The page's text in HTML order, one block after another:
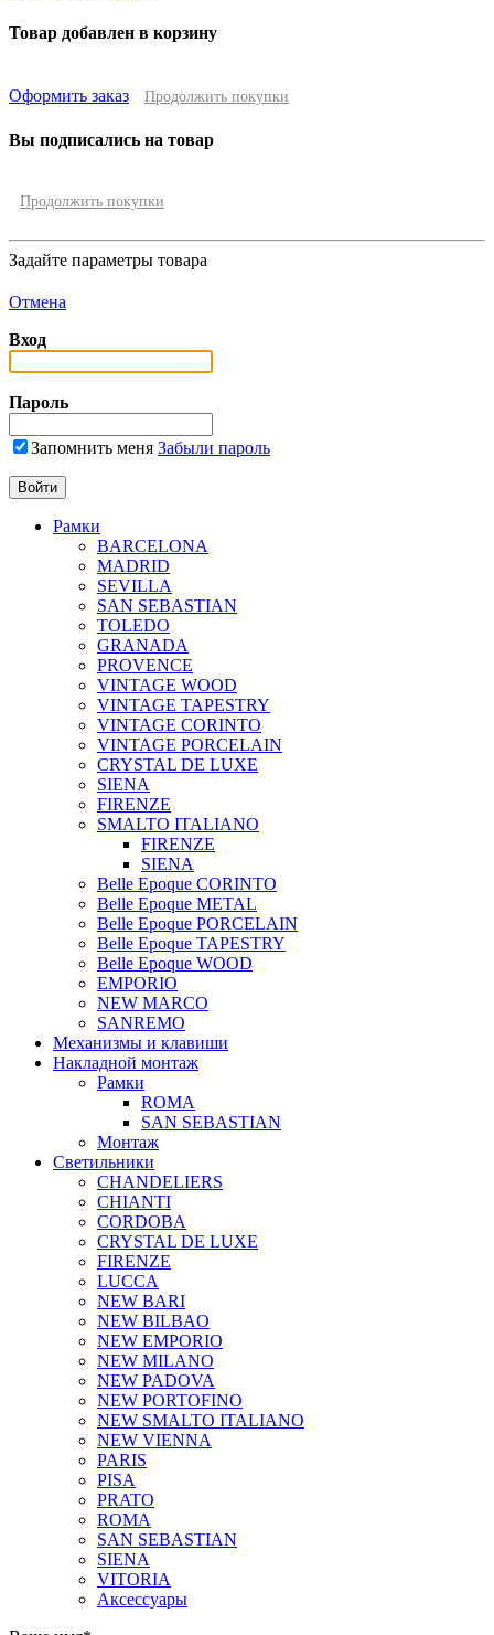
Товар добавлен в корзину
Оформить заказ Продолжить покупки
Вы подписались на товар
Продолжить покупки
Задайте параметры товара
Отмена
Вход
Пароль
Запомнить меня Забыли пароль
Рамки
BARCELONA
MADRID
SEVILLA
SAN SEBASTIAN
TOLEDO
GRANADA
PROVENCE
VINTAGE WOOD
VINTAGE TAPESTRY
VINTAGE CORINTO
VINTAGE PORCELAIN
CRYSTAL DE LUXE
SIENA
FIRENZE
SMALTO ITALIANO
FIRENZE
SIENA
Belle Epoque CORINTO
Belle Epoque METAL
Belle Epoque PORCELAIN
Belle Epoque TAPESTRY
Belle Epoque WOOD
EMPORIO
NEW MARCO
SANREMO
Механизмы и клавиши
Накладной монтаж
Рамки
ROMA
SAN SEBASTIAN
Монтаж
Светильники
CHANDELIERS
CHIANTI
CORDOBA
CRYSTAL DE LUXE
FIRENZE
LUCCA
NEW BARI
NEW BILBAO
NEW EMPORIO
NEW MILANO
NEW PADOVA
NEW PORTOFINO
NEW SMALTO ITALIANO
NEW VIENNA
PARIS
PISA
PRATO
ROMA
SAN SEBASTIAN
SIENA
VITORIA
Аксессуары